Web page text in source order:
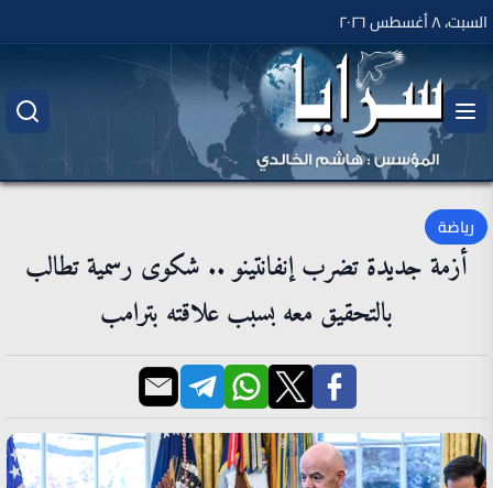
السبت، ٨ أغسطس ٢٠٢٦
رياضة
أزمة جديدة تضرب إنفانتينو .. شكوى رسمية تطالب
بالتحقيق معه بسبب علاقته بترامب